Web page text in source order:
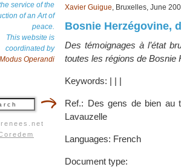
service of the
of an Art of
peace.
This website is
coordinated by
Modus Operandi
Xavier Guigue, Bruxelles, June
Bosnie Herzégovine,
Des témoignages à l’état
toutes les régions de Bosnie
Keywords: | | |
Ref.: Des gens de bien au
Lavauzelle
Languages: French
Document type: